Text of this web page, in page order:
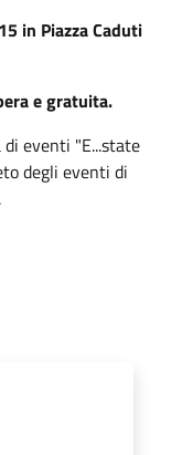
in Piazza Caduti
e gratuita.
eventi "E...state
degli eventi di